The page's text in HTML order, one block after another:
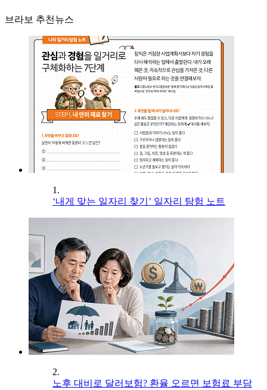
브라보 추천뉴스
1.
‘내게 맞는 일자리 찾기’ 일자리 탐험 노트
2.
노후 대비로 달러보험? 환율 오르면 보험료 부담